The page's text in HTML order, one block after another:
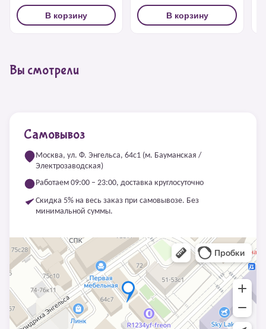
В корзину В корзину
Вы смотрели
Самовывоз
Москва, ул. Ф. Энгельса, 64с1 (м. Бауманская /
Электрозаводская)
Работаем 09:00 – 23:00, доставка круглосуточно
Скидка 5% на весь заказ при самовывозе. Без
минимальной суммы.